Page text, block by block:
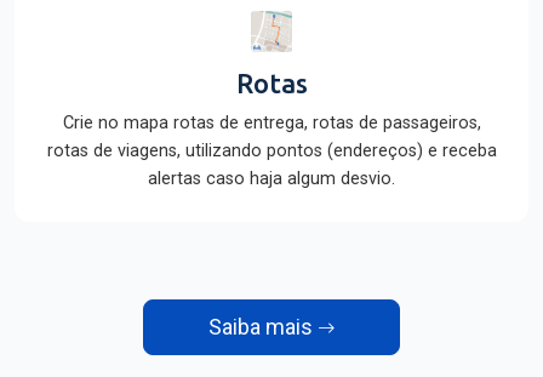
Rotas
Crie no mapa rotas de entrega, rotas de passageiros,
rotas de viagens, utilizando pontos (endereços) e receba
alertas caso haja algum desvio.
Saiba mais